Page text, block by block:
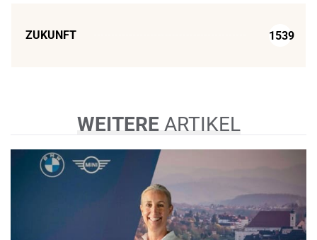
ZUKUNFT 1539
WEITERE ARTIKEL